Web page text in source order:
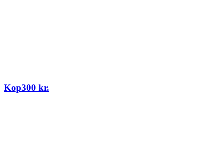
Kop300 kr.